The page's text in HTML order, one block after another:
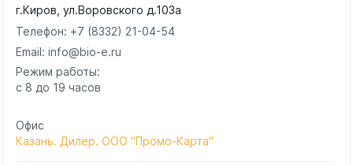
г.Киров, ул.Воровского д.103а
Телефон: +7 (8332) 21-04-54
Email: info@bio-e.ru
Режим работы:
с 8 до 19 часов
Офис
Казань. Дилер. ООО "Промо-Карта"